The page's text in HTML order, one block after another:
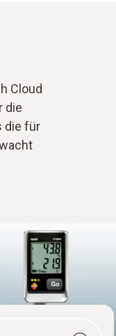
Cloud
die
die für